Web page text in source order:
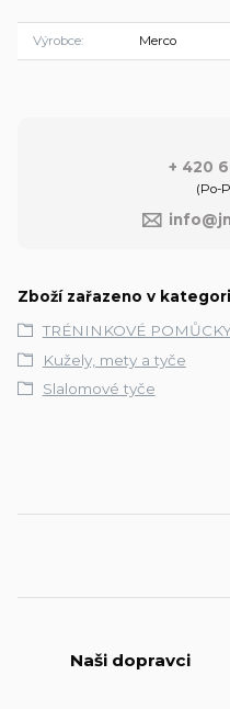
Výrobce Merco
+ 420
(Po-
Zboží zařazeno v
TRÉNINKOVÉ
Kužely, mety a tyče
Slalomové tyče
Naši dopravci